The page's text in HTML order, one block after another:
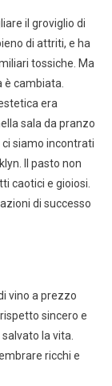
il groviglio di
di attriti, e ha
tossiche. Ma
è cambiata.
era
sala da pranzo
siamo incontrati
Il pasto non
caotici e gioiosi.
di successo
vino a prezzo
sincero e
la vita.
ricchi e